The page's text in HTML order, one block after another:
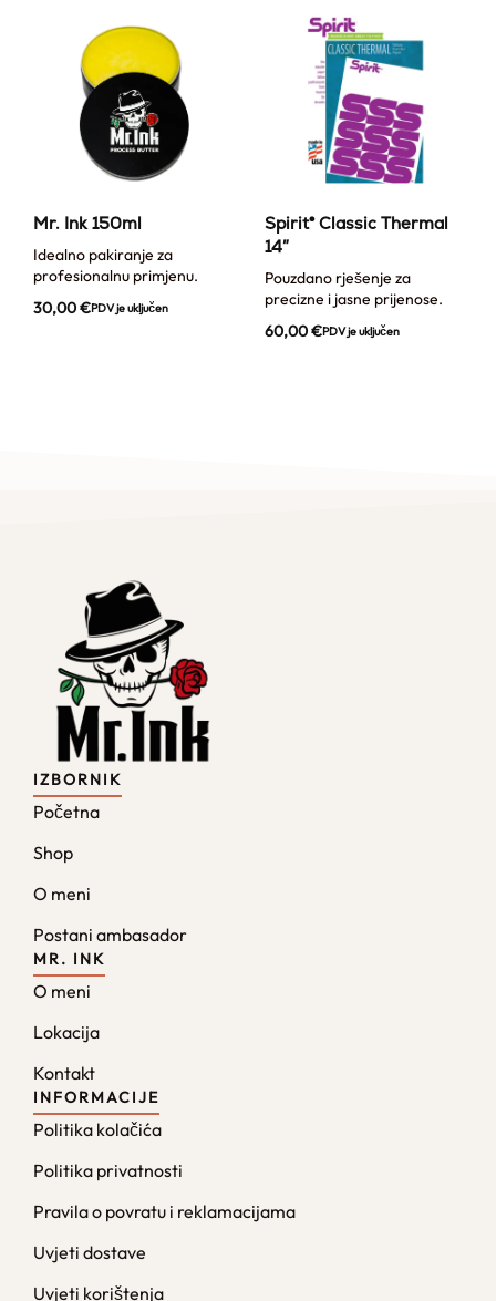
Mr. Ink 150ml
Idealno pakiranje za
profesionalnu primjenu.
30,00€PDV je uključen
Spirit® Classic Thermal
14″
Pouzdano rješenje za
precizne i jasne prijenose.
60,00€PDV je uključen
IZBORNIK
Početna
Shop
O meni
Postani ambasador
MR. INK
O meni
Lokacija
Kontakt
INFORMACIJE
Politika kolačića
Politika privatnosti
Pravila o povratu i reklamacijama
Uvjeti dostave
Uvjeti korištenja